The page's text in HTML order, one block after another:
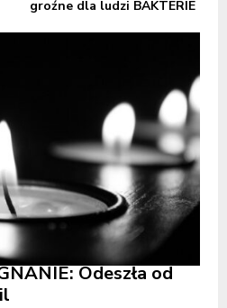
groźne dla ludzi BAKTERIE
Odeszła od